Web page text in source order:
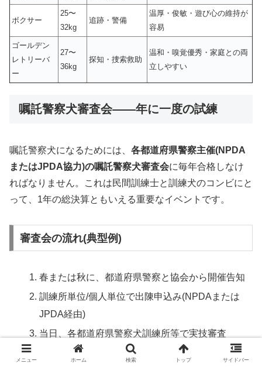
ボクサー
25〜
32kg
追跡・警備
温厚・俊敏・遊び心の維持が
容易
ゴールデン
レトリーバ
ー
27〜
36kg
探知・捜索救助
温和・嗅覚優秀・家庭との両
立しやすい
嘱託警察犬審査会——年に一度の試練
嘱託警察犬になるためには、 各都道府県警察主催(NPDA
またはJPDA協力)の嘱託警察犬審査会に毎年合格しなけ
ればなりません。これは民間訓練士と訓練犬のコンビにと
って、1年の総決算ともいえる重要なイベントです。
審査会の流れ(典型例)
春または秋に、都道府県警察と協会から開催告知
訓練所単位/個人単位で出陳申込み(NPDAまたは
JPDA経由)
当日、各都道府県警察犬訓練所等で実技審査
科目: 基礎服従(脚側行進・座れ・伏せ・呼び戻
メニュー ホーム 検索 トップ サイドバー